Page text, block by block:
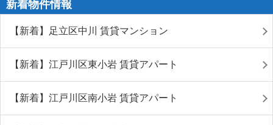
新着物件情報
【新着】足立区中川 賃貸マンション
【新着】江戸川区東小岩 賃貸アパート
【新着】江戸川区南小岩 賃貸アパート